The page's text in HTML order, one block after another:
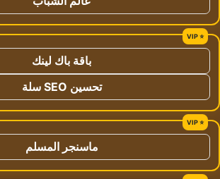
باقة باك لينك
تحسين SEO سلة
ماسنجر المسلم